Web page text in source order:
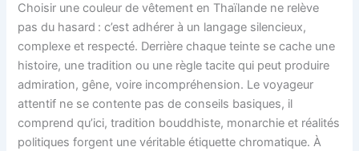
Choisir une couleur de vêtement en Thaïlande ne relève
pas du hasard : c’est adhérer à un langage silencieux,
complexe et respecté. Derrière chaque teinte se cache une
histoire, une tradition ou une règle tacite qui peut produire
admiration, gêne, voire incompréhension. Le voyageur
attentif ne se contente pas de conseils basiques, il
comprend qu’ici, tradition bouddhiste, monarchie et réalités
politiques forgent une véritable étiquette chromatique. À